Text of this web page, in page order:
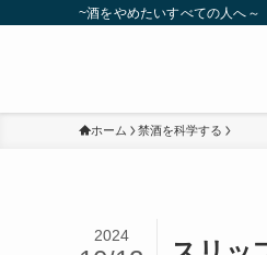
~酒をやめたいすべての人へ～
ホーム 禁酒を科学する
2024